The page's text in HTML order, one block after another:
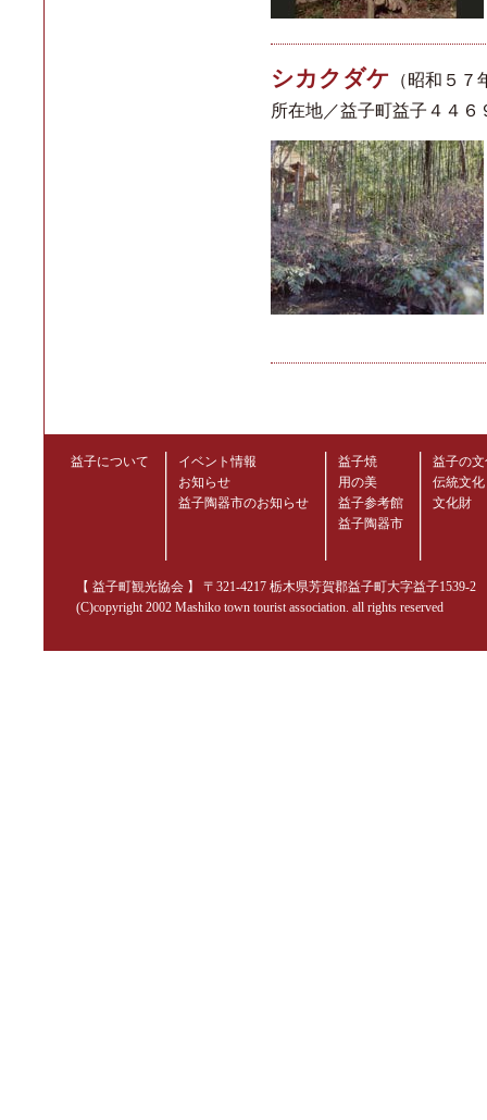
シカクダケ （昭和５
所在地／益子町益子４４
益子について
イベント情報
お知らせ
益子陶器市のお知らせ
益子焼
用の美
益子参考館
益子陶器市
益子の
伝統文化
文化財
【 益子町観光協会 】 〒321-4217 栃木県芳賀郡益子町大字益子1539-
(C)copyright 2002 Mashiko town tourist association. all rights reserved